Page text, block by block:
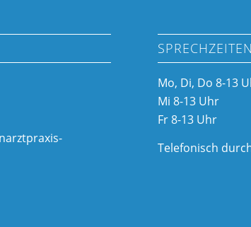
Mo, Di, Do 8-13
Mi 8-13 Uhr
Fr 8-13 Uhr
Telefonisch